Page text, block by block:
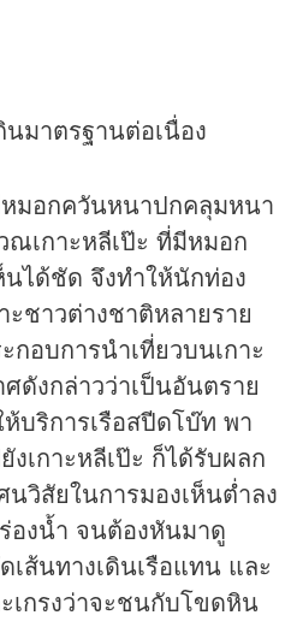
มาตรฐานต่อเนื่อง
มอกควันหนาปกคลุมหนา
ณเกาะหลีเป๊ะ ที่มีหมอก
ได้ชัด จึงทำให้นักท่อง
ะชาวต่างชาติหลายราย
กอบการนำเที่ยวบนเกาะ
ดังกล่าวว่าเป็นอันตราย
บริการเรือสปีดโบ๊ท พา
เกาะหลีเป๊ะ ก็ได้รับผลก
วิสัยในการมองเห็นต่ำลง
องน้ำ จนต้องหันมาดู
เส้นทางเดินเรือแทน และ
เกรงว่าจะชนกับโขดหิน